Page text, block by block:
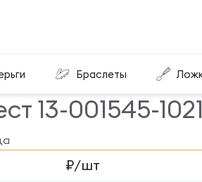
Браслеты
13-001545-
₽/шт